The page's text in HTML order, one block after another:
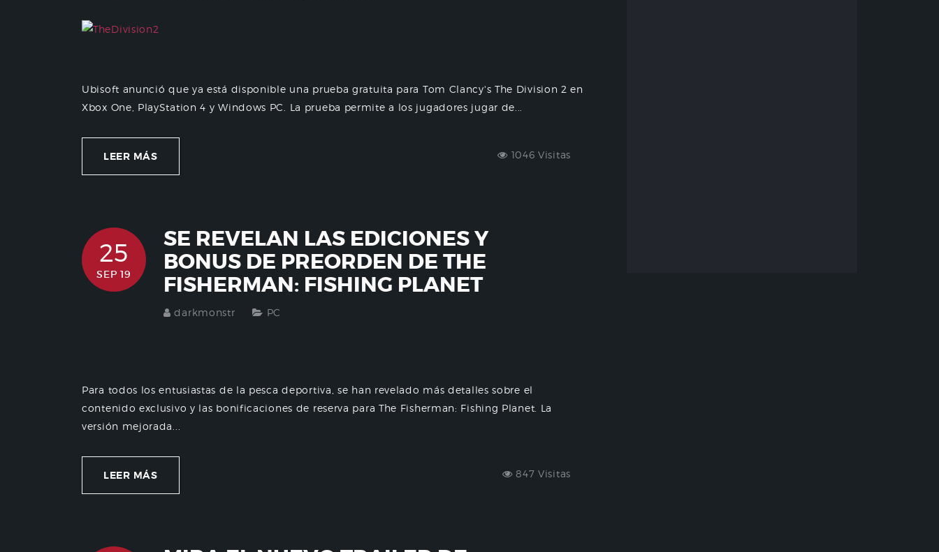
Ubisoft anunció que ya está disponible una prueba gratuita para Tom Clancy's The Division 2 en
Xbox One, PlayStation 4 y Windows PC. La prueba permite a los jugadores jugar de...
LEER MÁS 1046 Visitas
25
SEP 19
SE REVELAN LAS EDICIONES Y
BONUS DE PREORDEN DE THE
FISHERMAN: FISHING PLANET
darkmonstr PC
Para todos los entusiastas de la pesca deportiva, se han revelado más detalles sobre el
contenido exclusivo y las bonificaciones de reserva para The Fisherman: Fishing Planet. La
versión mejorada...
LEER MÁS 847 Visitas